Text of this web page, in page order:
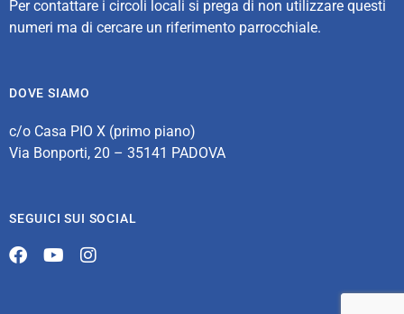
Per contattare i circoli locali si prega di non utilizzare questi
numeri ma di cercare un riferimento parrocchiale.
DOVE SIAMO
c/o Casa PIO X (primo piano)
Via Bonporti, 20 – 35141 PADOVA
SEGUICI SUI SOCIAL